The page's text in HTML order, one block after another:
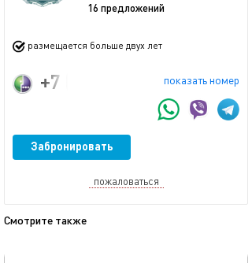
16 предложений
размещается больше двух лет
показать номер
+7 (923) 775-02-40
Забронировать
пожаловаться
Смотрите также